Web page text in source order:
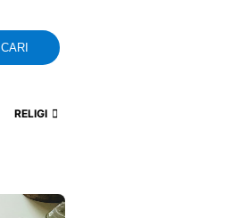
CARI
RELIGI